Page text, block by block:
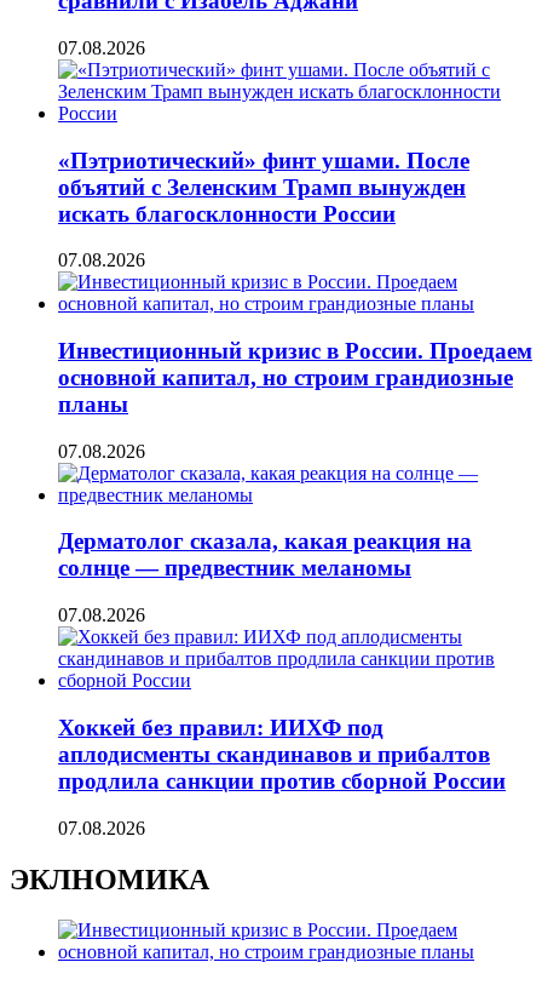
07.08.2026
«Пэтриотический» финт ушами. После
объятий с Зеленским Трамп вынужден
искать благосклонности России
07.08.2026
Инвестиционный кризис в России. Проедаем
основной капитал, но строим грандиозные
планы
07.08.2026
Дерматолог сказала, какая реакция на
солнце — предвестник меланомы
07.08.2026
Хоккей без правил: ИИХФ под
аплодисменты скандинавов и прибалтов
продлила санкции против сборной России
07.08.2026
ЭКЛНОМИКА